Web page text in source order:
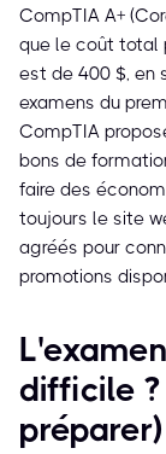
CompTIA A+
que le coût total
est de 400 $, en
examens du
CompTIA
bons de
faire des
toujours le site
agréés pour
promotions
difficile ?
préparer)